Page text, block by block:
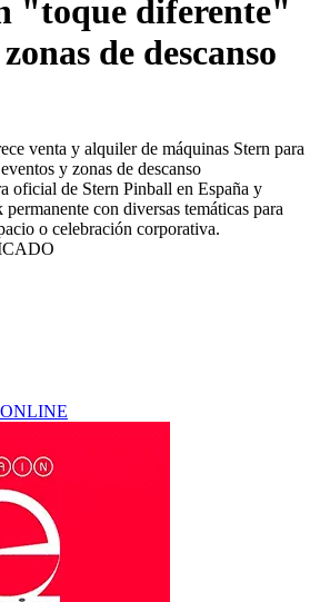
"toque diferente"
de descanso
oficial de Stern Pinball en España y
con diversas temáticas para
o celebración corporativa.